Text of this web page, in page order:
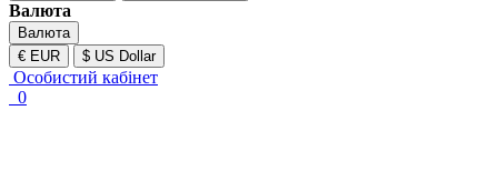
Валюта
Валюта
€ EUR
$ US Dollar
Особистий кабінет
0